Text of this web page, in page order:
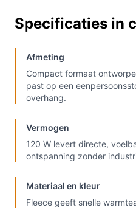
Specificaties in
Afmeting
Compact formaat
past op een
overhang.
Vermogen
120 W levert directe,
ontspanning zonder
Materiaal en kleur
Fleece geeft snelle